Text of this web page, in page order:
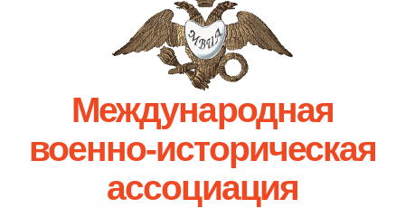
Международная
военно-историческая
ассоциация